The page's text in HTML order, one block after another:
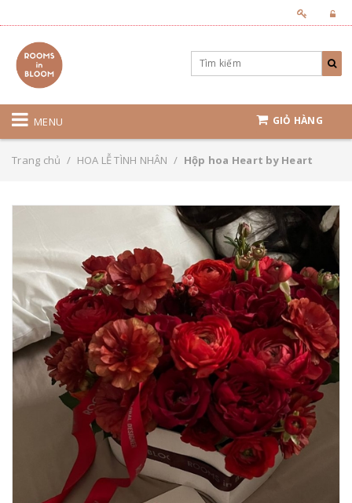
MENU GIỎ HÀNG
Trang chủ / HOA LỄ TÌNH NHÂN / Hộp hoa Heart by Heart